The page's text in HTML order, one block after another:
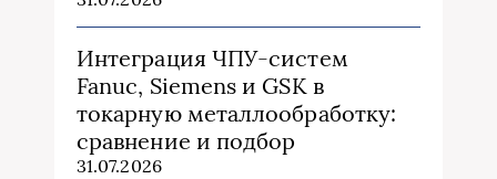
Интеграция ЧПУ-систем
Fanuc, Siemens и GSK в
токарную металлообработку:
сравнение и подбор
31.07.2026